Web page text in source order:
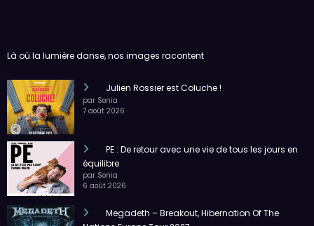
Là où la lumière danse, nos images racontent
Julien Rossier est Coluche !